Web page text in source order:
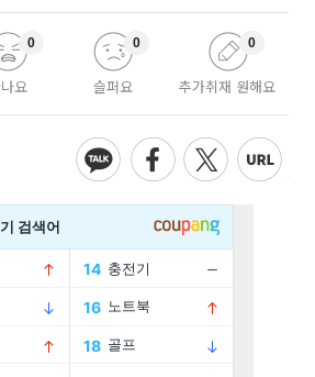
요
0
슬퍼요
0
추가취재 원해요
0